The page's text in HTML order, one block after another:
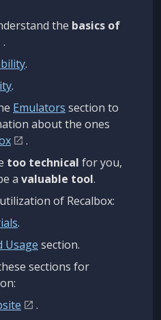
the basics of
.
.
.
Emulators section to
about the ones
.
too technical for you,
a valuable tool.
of Recalbox:
.
Usage section.
sections for
.